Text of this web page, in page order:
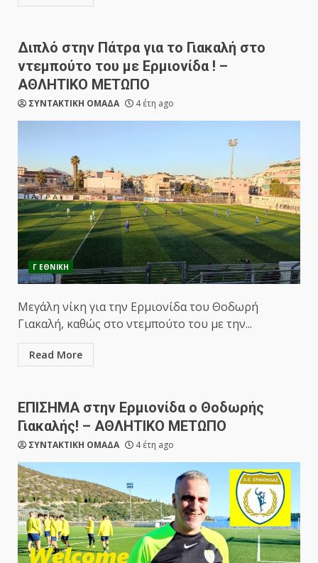
Διπλό στην Πάτρα για το Γιακαλή στο
ντεμπούτο του με Ερμιονίδα ! –
ΑΘΛΗΤΙΚΟ ΜΕΤΩΠΟ
ΣΥΝΤΑΚΤΙΚΗ ΟΜΑΔΑ 4 έτη ago
Γ ΕΘΝΙΚΗ
Μεγάλη νίκη για την Ερμιονίδα του Θοδωρή
Γιακαλή, καθώς στο ντεμπούτο του με την...
Read More
ΕΠΙΣΗΜΑ στην Ερμιονίδα ο Θοδωρής
Γιακαλής! – ΑΘΛΗΤΙΚΟ ΜΕΤΩΠΟ
ΣΥΝΤΑΚΤΙΚΗ ΟΜΑΔΑ 4 έτη ago